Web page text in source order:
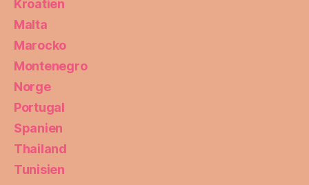
Kroatien
Malta
Marocko
Montenegro
Norge
Portugal
Spanien
Thailand
Tunisien